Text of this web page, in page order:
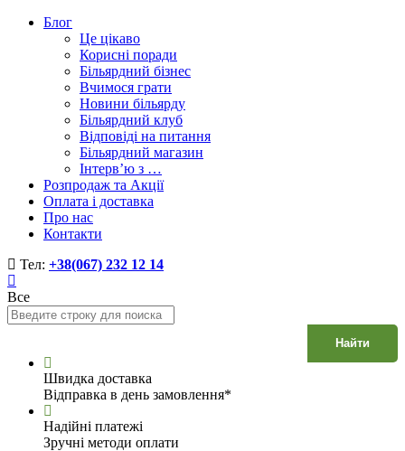
Блог
Це цікаво
Корисні поради
Більярдний бізнес
Вчимося грати
Новини більярду
Більярдний клуб
Відповіді на питання
Більярдний магазин
Інтерв’ю з …
Розпродаж та Акції
Оплата і доставка
Про нас
Контакти
Тел: +38(067) 232 12 14
Все
Найти
Швидка доставка
Відправка в день замовлення*
Надійні платежі
Зручні методи оплати